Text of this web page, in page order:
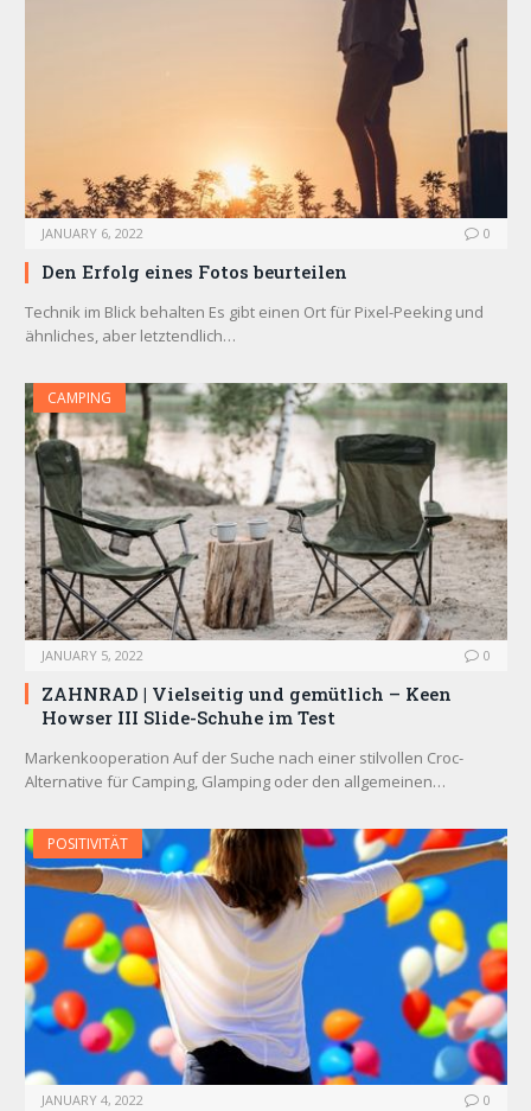
JANUARY 6, 2022 0
Den Erfolg eines Fotos beurteilen
Technik im Blick behalten Es gibt einen Ort für Pixel-Peeking und
ähnliches, aber letztendlich…
CAMPING
JANUARY 5, 2022 0
ZAHNRAD ​​| Vielseitig und gemütlich – Keen
Howser III Slide-Schuhe im Test
Markenkooperation Auf der Suche nach einer stilvollen Croc-
Alternative für Camping, Glamping oder den allgemeinen…
POSITIVITÄT
JANUARY 4, 2022 0